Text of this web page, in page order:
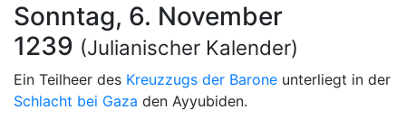
Sonntag, 6. November
1239 (Julianischer Kalender)
Ein Teilheer des Kreuzzugs der Barone unterliegt in der
Schlacht bei Gaza den Ayyubiden.